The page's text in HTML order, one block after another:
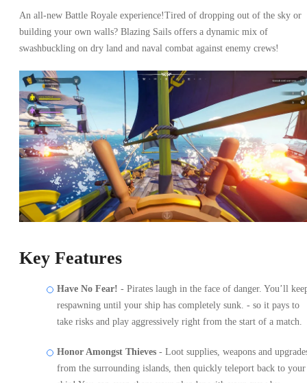
An all-new Battle Royale experience!Tired of dropping out of the sky or
building your own walls? Blazing Sails offers a dynamic mix of
swashbuckling on dry land and naval combat against enemy crews!
Key Features
Have No Fear! - Pirates laugh in the face of danger. You’ll
respawning until your ship has completely sunk. - so it pays to
take risks and play aggressively right from the start of a match.
Honor Amongst Thieves - Loot supplies, weapons and
from the surrounding islands, then quickly teleport back to your